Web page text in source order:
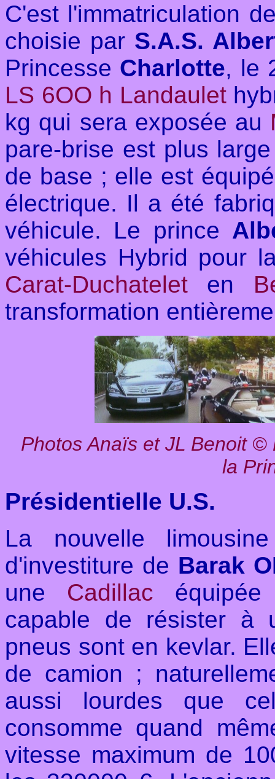
C'est l'immatriculation
choisie par S.A.S.
Princesse Charlotte, le
LS 6OO h Landaulet
kg qui sera exposée au
pare-brise est plus
de base ; elle est
électrique. Il a été
véhicule. Le prince
véhicules Hybrid pour
Carat-Duchatelet en
transformation
Photos Anaïs et JL Benoit ©
la
Présidentielle U.S.
La nouvelle
d'investiture de Barak
une Cadillac
capable de résister à
pneus sont en kevlar.
de camion ;
aussi lourdes que
consomme quand
vitesse maximum de